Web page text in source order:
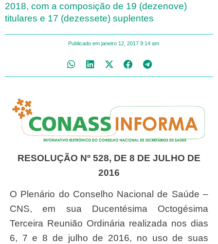
2018, com a composição de 19 (dezenove)
titulares e 17 (dezessete) suplentes
Publicado em janeiro 12, 2017 9:14 am
RESOLUÇÃO Nº 528, DE 8 DE JULHO DE
2016
O Plenário do Conselho Nacional de Saúde –
CNS, em sua Ducentésima Octogésima
Terceira Reunião Ordinária realizada nos dias
6, 7 e 8 de julho de 2016, no uso de suas